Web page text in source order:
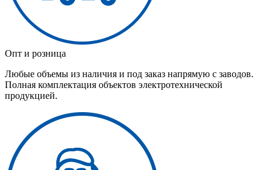
Опт и розница
Любые объемы из наличия и под заказ напрямую с заводов.
Полная комплектация объектов электротехнической
продукцией.